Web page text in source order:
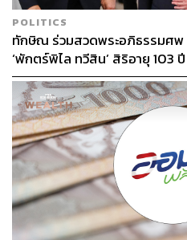
POLITICS
ทักษิณ ร่วมสวดพระอภิธรรมศพ
‘พักตร์พิไล ทวีสิน’ สิริอายุ 103
หลากวงการร่วมอาลัย